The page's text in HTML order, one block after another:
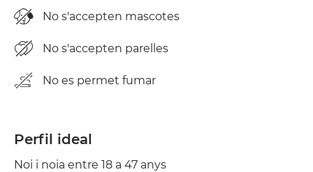
No s'accepten mascotes
No s'accepten parelles
No es permet fumar
Perfil ideal
Noi i noia entre 18 a 47 anys